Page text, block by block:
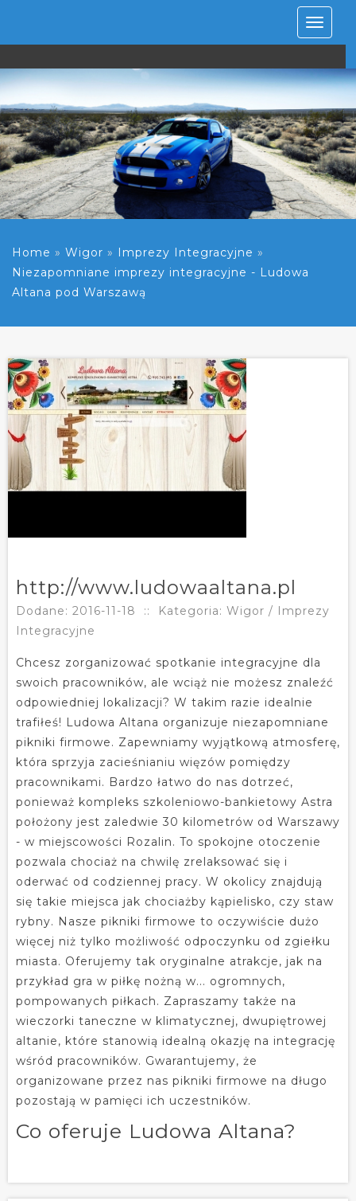
Rozwiń
Home » Wigor » Imprezy Integracyjne »
Niezapomniane imprezy integracyjne - Ludowa
Altana pod Warszawą
http://www.ludowaaltana.pl
Dodane: 2016-11-18 ::
Kategoria: Wigor / Imprezy
Integracyjne
Chcesz zorganizować spotkanie integracyjne dla
swoich pracowników, ale wciąż nie możesz znaleźć
odpowiedniej lokalizacji? W takim razie idealnie
trafiłeś! Ludowa Altana organizuje niezapomniane
pikniki firmowe. Zapewniamy wyjątkową atmosferę,
która sprzyja zacieśnianiu więzów pomiędzy
pracownikami. Bardzo łatwo do nas dotrzeć,
ponieważ kompleks szkoleniowo-bankietowy Astra
położony jest zaledwie 30 kilometrów od Warszawy
- w miejscowości Rozalin. To spokojne otoczenie
pozwala chociaż na chwilę zrelaksować się i
oderwać od codziennej pracy. W okolicy znajdują
się takie miejsca jak chociażby kąpielisko, czy staw
rybny. Nasze pikniki firmowe to oczywiście dużo
więcej niż tylko możliwość odpoczynku od zgiełku
miasta. Oferujemy tak oryginalne atrakcje, jak na
przykład gra w piłkę nożną w... ogromnych,
pompowanych piłkach. Zapraszamy także na
wieczorki taneczne w klimatycznej, dwupiętrowej
altanie, które stanowią idealną okazję na integrację
wśród pracowników. Gwarantujemy, że
organizowane przez nas pikniki firmowe na długo
pozostają w pamięci ich uczestników.
Co oferuje Ludowa Altana?